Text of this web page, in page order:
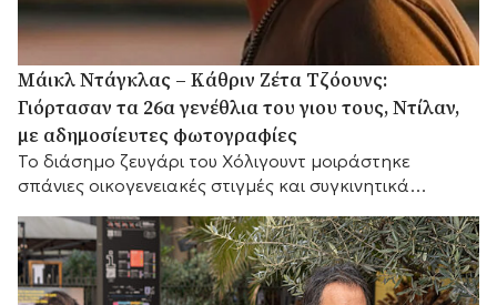
Μάικλ Ντάγκλας – Κάθριν Ζέτα Τζόουνς:
Γιόρτασαν τα 26α γενέθλια του γιου τους, Ντίλαν,
με αδημοσίευτες φωτογραφίες
Το διάσημο ζευγάρι του Χόλιγουντ μοιράστηκε
σπάνιες οικογενειακές στιγμές και συγκινητικά
προσθέτει τις δικές της θερμές ευχές.